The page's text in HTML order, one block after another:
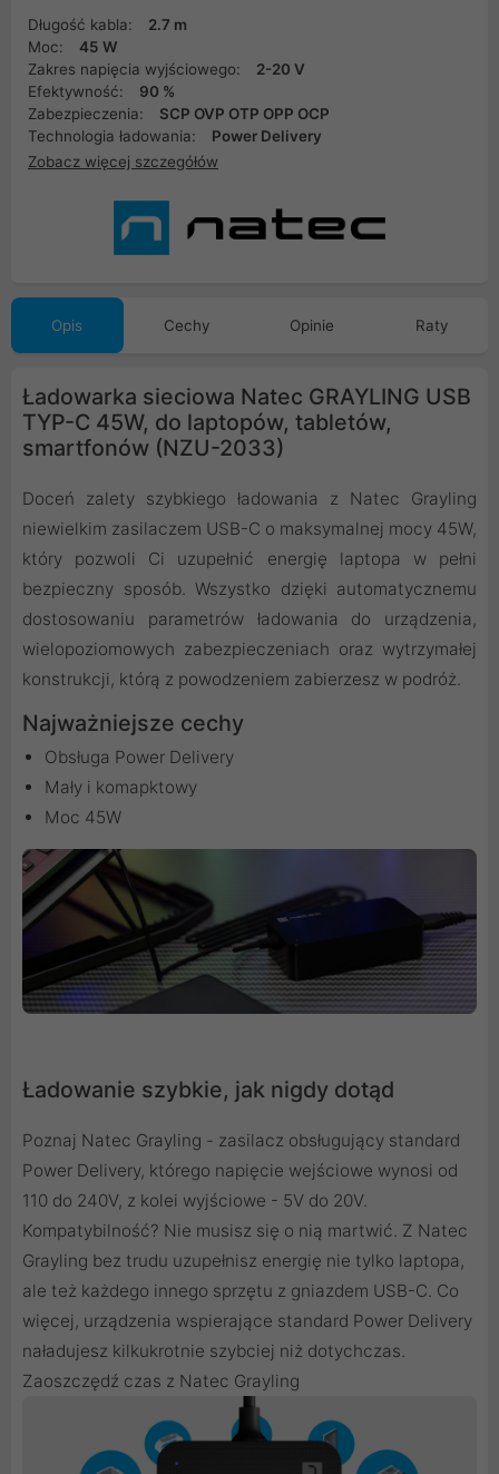
Długość kabla:
2.7 m
Moc:
45 W
Zakres napięcia wyjściowego:
2-20 V
Efektywność:
90 %
Zabezpieczenia:
SCP OVP OTP OPP OCP
Technologia ładowania:
Power Delivery
Zobacz więcej szczegółów
Opis Cechy Opinie Raty
Ładowarka sieciowa Natec GRAYLING USB
TYP-C 45W, do laptopów, tabletów,
smartfonów (NZU-2033)
Doceń zalety szybkiego ładowania z Natec Grayling
niewielkim zasilaczem USB-C o maksymalnej mocy 45W,
który pozwoli Ci uzupełnić energię laptopa w pełni
bezpieczny sposób. Wszystko dzięki automatycznemu
dostosowaniu parametrów ładowania do urządzenia,
wielopoziomowych zabezpieczeniach oraz wytrzymałej
konstrukcji, którą z powodzeniem zabierzesz w podróż.
Najważniejsze cechy
Obsługa Power Delivery
Mały i komapktowy
Moc 45W
Ładowanie szybkie, jak nigdy dotąd
Poznaj Natec Grayling - zasilacz obsługujący standard
Power Delivery, którego napięcie wejściowe wynosi od
110 do 240V, z kolei wyjściowe - 5V do 20V.
Kompatybilność? Nie musisz się o nią martwić. Z Natec
Grayling bez trudu uzupełnisz energię nie tylko laptopa,
ale też każdego innego sprzętu z gniazdem USB-C. Co
więcej, urządzenia wspierające standard Power Delivery
naładujesz kilkukrotnie szybciej niż dotychczas.
Zaoszczędź czas z Natec Grayling